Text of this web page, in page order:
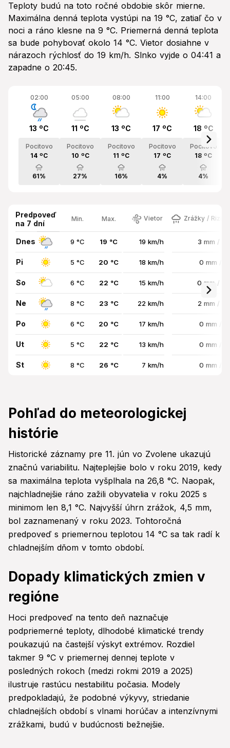
Teploty budú na toto ročné obdobie skôr mierne.
Maximálna denná teplota vystúpi na 19 °C, zatiaľ čo v
noci a ráno klesne na 9 °C. Priemerná denná teplota
sa bude pohybovať okolo 14 °C. Vietor dosiahne v
nárazoch rýchlosť do 19 km/h. Slnko vyjde o 04:41 a
zapadne o 20:45.
02:00
13 ºC
Pocitovo
14 ºC
61%
05:00
11 ºC
Pocitovo
10 ºC
27%
08:00
13 ºC
Pocitovo
11 ºC
16%
11:00
17 ºC
Pocitovo
17 ºC
4%
14:00
18 ºC
Pocitovo
18 ºC
4%
Predpoveď
na 7 dní
Min. Max. Vietor Zrážky /
Dnes 9 °C 19 °C 19 km/h 3 mm /
Pi 5 °C 20 °C 18 km/h 0 mm /
So 6 °C 22 °C 15 km/h 0 mm /
Ne 8 °C 23 °C 22 km/h 2 mm /
Po 6 °C 20 °C 17 km/h 0 mm /
Ut 5 °C 22 °C 13 km/h 0 mm /
St 8 °C 26 °C 7 km/h 0 mm /
Pohľad do meteorologickej
histórie
Historické záznamy pre 11. jún vo Zvolene ukazujú
značnú variabilitu. Najteplejšie bolo v roku 2019, kedy
sa maximálna teplota vyšplhala na 26,8 °C. Naopak,
najchladnejšie ráno zažili obyvatelia v roku 2025 s
minimom len 8,1 °C. Najvyšší úhrn zrážok, 4,5 mm,
bol zaznamenaný v roku 2023. Tohtoročná
predpoveď s priemernou teplotou 14 °C sa tak radí k
chladnejším dňom v tomto období.
Dopady klimatických zmien v
regióne
Hoci predpoveď na tento deň naznačuje
podpriemerné teploty, dlhodobé klimatické trendy
poukazujú na častejší výskyt extrémov. Rozdiel
takmer 9 °C v priemernej dennej teplote v
posledných rokoch (medzi rokmi 2019 a 2025)
ilustruje rastúcu nestabilitu počasia. Modely
predpokladajú, že podobné výkyvy, striedanie
chladnejších období s vlnami horúčav a intenzívnymi
zrážkami, budú v budúcnosti bežnejšie.